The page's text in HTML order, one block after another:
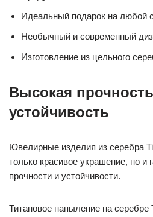
Идеальный подарок на любой
Необычный и современный
Изготовление из цельного
Высокая
устойчивость
Ювелирные изделия из серебра
только красивое украшение, но и
прочности и устойчивости.
Титановое напыление на серебре